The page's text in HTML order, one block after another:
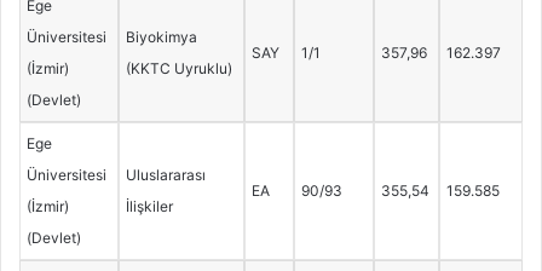
Ege
Üniversitesi
(İzmir)
(Devlet)
Biyokimya
(KKTC Uyruklu)
SAY 1/1 357,96 162.397
Ege
Üniversitesi
(İzmir)
(Devlet)
Uluslararası
İlişkiler
EA 90/93 355,54 159.585